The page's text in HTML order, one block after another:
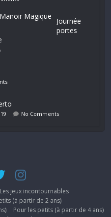
Journée
portes
No Comments
Les jeux incontournables
(à partir de 2 ans)
Pour les petits (à partir de 4 ans)